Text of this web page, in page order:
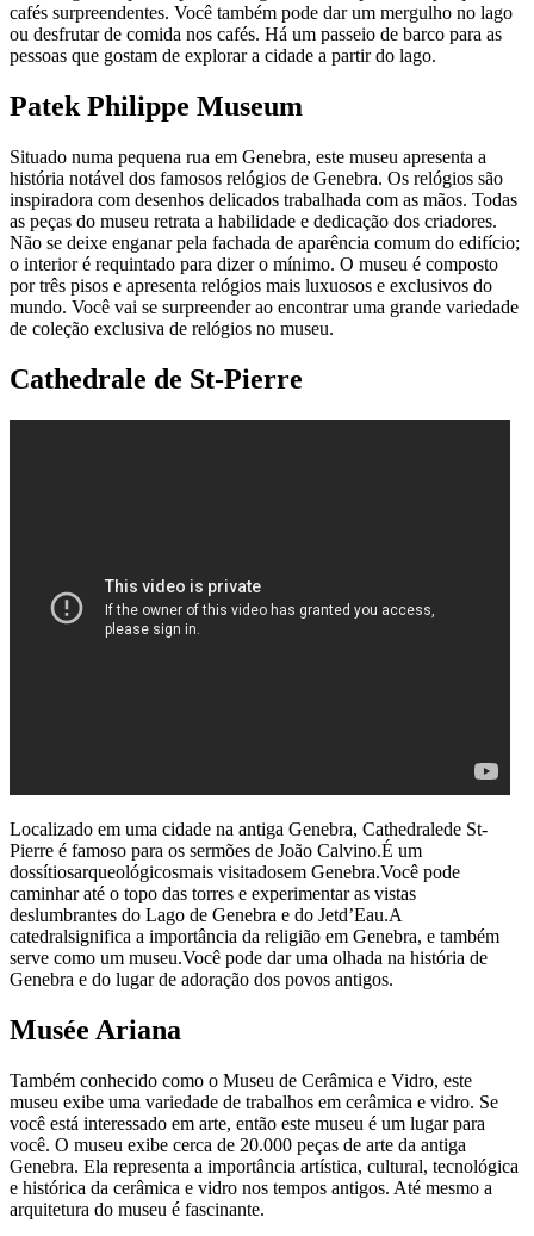
cafés surpreendentes. Você também pode dar um mergulho no lago
ou desfrutar de comida nos cafés. Há um passeio de barco para as
pessoas que gostam de explorar a cidade a partir do lago.
Patek Philippe Museum
Situado numa pequena rua em Genebra, este museu apresenta a
história notável dos famosos relógios de Genebra. Os relógios são
inspiradora com desenhos delicados trabalhada com as mãos. Todas
as peças do museu retrata a habilidade e dedicação dos criadores.
Não se deixe enganar pela fachada de aparência comum do edifício;
o interior é requintado para dizer o mínimo. O museu é composto
por três pisos e apresenta relógios mais luxuosos e exclusivos do
mundo. Você vai se surpreender ao encontrar uma grande variedade
de coleção exclusiva de relógios no museu.
Cathedrale de St-Pierre
Localizado em uma cidade na antiga Genebra, Cathedralede St-
Pierre é famoso para os sermões de João Calvino.É um
dossítiosarqueológicosmais visitadosem Genebra.Você pode
caminhar até o topo das torres e experimentar as vistas
deslumbrantes do Lago de Genebra e do Jetd’Eau.A
catedralsignifica a importância da religião em Genebra, e também
serve como um museu.Você pode dar uma olhada na história de
Genebra e do lugar de adoração dos povos antigos.
Musée Ariana
Também conhecido como o Museu de Cerâmica e Vidro, este
museu exibe uma variedade de trabalhos em cerâmica e vidro. Se
você está interessado em arte, então este museu é um lugar para
você. O museu exibe cerca de 20.000 peças de arte da antiga
Genebra. Ela representa a importância artística, cultural, tecnológica
e histórica da cerâmica e vidro nos tempos antigos. Até mesmo a
arquitetura do museu é fascinante.